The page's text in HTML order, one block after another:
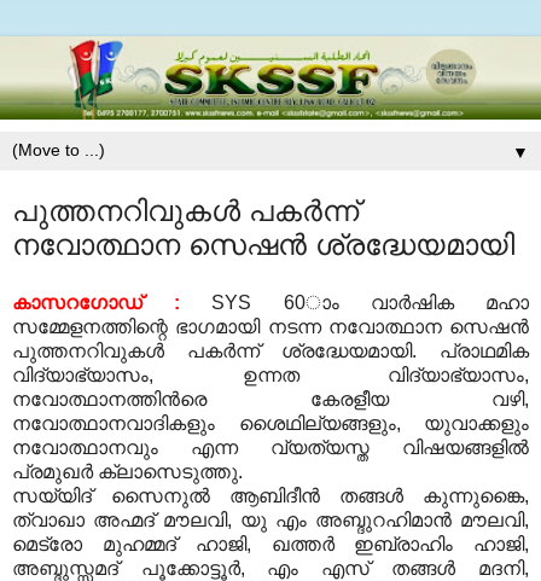
▼
പുത്തനറിവുകള്‍ പകര്‍ന്ന്
നവോത്ഥാന സെഷന്‍ ശ്രദ്ധേയമായി
കാസറഗോഡ് : SYS 60ാം വാര്‍ഷിക മഹാ
സമ്മേളനത്തിന്റെ ഭാഗമായി നടന്ന നവോത്ഥാന സെഷന്‍
പുത്തനറിവുകള്‍ പകര്‍ന്ന് ശ്രദ്ധേയമായി. പ്രാഥമിക
വിദ്യാഭ്യാസം, ഉന്നത വിദ്യാഭ്യാസം,
നവോത്ഥാനത്തിന്‍രെ കേരളീയ വഴി,
നവോത്ഥാനവാദികളും ശൈഥില്യങ്ങളും, യുവാക്കളും
നവോത്ഥാനവും എന്ന വ്യത്യസ്ത വിഷയങ്ങളില്‍
പ്രമുഖര്‍ ക്ലാസെടുത്തു.
സയ്യിദ് സൈനുല്‍ ആബിദീന്‍ തങ്ങള്‍ കുന്നുങ്കൈ,
ത്വാഖാ അഹ്മദ് മൗലവി, യു എം അബ്ദുറഹിമാന്‍ മൗലവി,
മെട്രോ മുഹമ്മദ് ഹാജി, ഖത്തര്‍ ഇബ്രാഹിം ഹാജി,
അബ്ദുസ്സമദ് പൂക്കോട്ടൂര്‍, എം എസ് തങ്ങള്‍ മദനി,